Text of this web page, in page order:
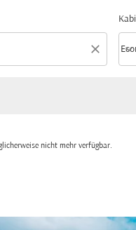
close keyboard_arrow_down
nicht mehr verfügbar.